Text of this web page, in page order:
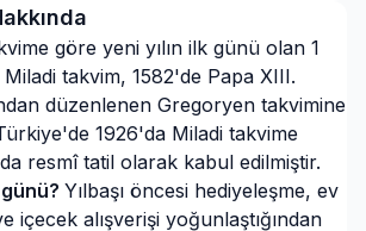
göre yeni yılın ilk günü olan 1
takvim, 1582'de Papa XIII.
düzenlenen Gregoryen takvimine
1926'da Miladi takvime
resmî tatil olarak kabul edilmiştir.
Yılbaşı öncesi hediyeleşme, ev
içecek alışverişi yoğunlaştığından